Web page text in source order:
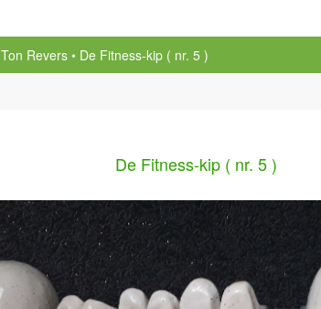
Ton Revers
De Fitness-kip ( nr. 5 )
De Fitness-kip ( nr. 5 )